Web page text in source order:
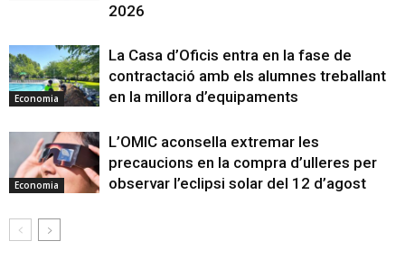
2026
Economia
La Casa d’Oficis entra en la fase de
contractació amb els alumnes treballant
en la millora d’equipaments
Economia
L’OMIC aconsella extremar les
precaucions en la compra d’ulleres per
observar l’eclipsi solar del 12 d’agost